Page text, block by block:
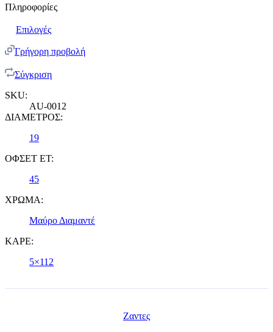
Πληροφορίες
Επιλογές
Γρήγορη προβολή
Σύγκριση
SKU:
AU-0012
ΔΙΑΜΕΤΡΟΣ:
19
ΟΦΣΕΤ ET:
45
ΧΡΩΜΑ:
Μαύρο Διαμαντέ
ΚΑΡΕ:
5×112
Ζαντες